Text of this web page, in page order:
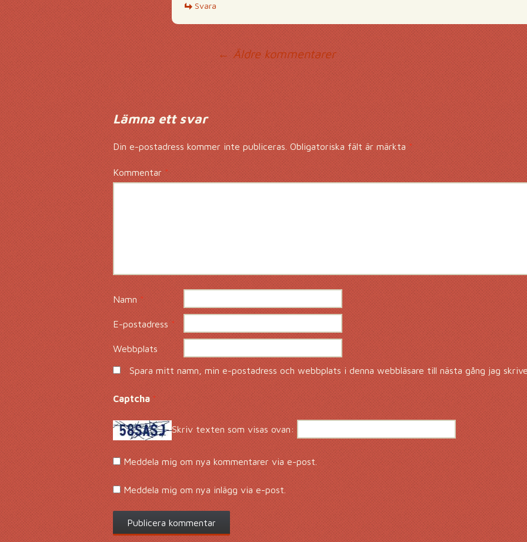
Svara
← Äldre kommentarer
Lämna ett svar
Din e-postadress kommer inte publiceras. Obligatoriska fält är märkta*
Kommentar *
Namn*
E-postadress*
Webbplats
Spara mitt namn, min e-postadress och webbplats i denna webbläsare till nästa gång jag
Captcha*
Skriv texten som visas ovan:
Meddela mig om nya kommentarer via e-post.
Meddela mig om nya inlägg via e-post.